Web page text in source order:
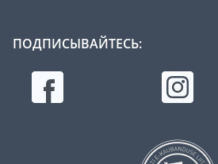
ПОДПИСЫВАЙТЕСЬ: